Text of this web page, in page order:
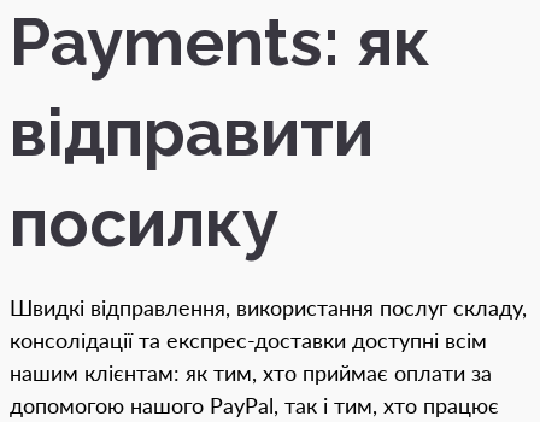
Payments: як
відправити
посилку
Швидкі відправлення, використання послуг складу,
консолідації та експрес-доставки доступні всім
нашим клієнтам: як тим, хто приймає оплати за
допомогою нашого PayPal, так і тим, хто працює